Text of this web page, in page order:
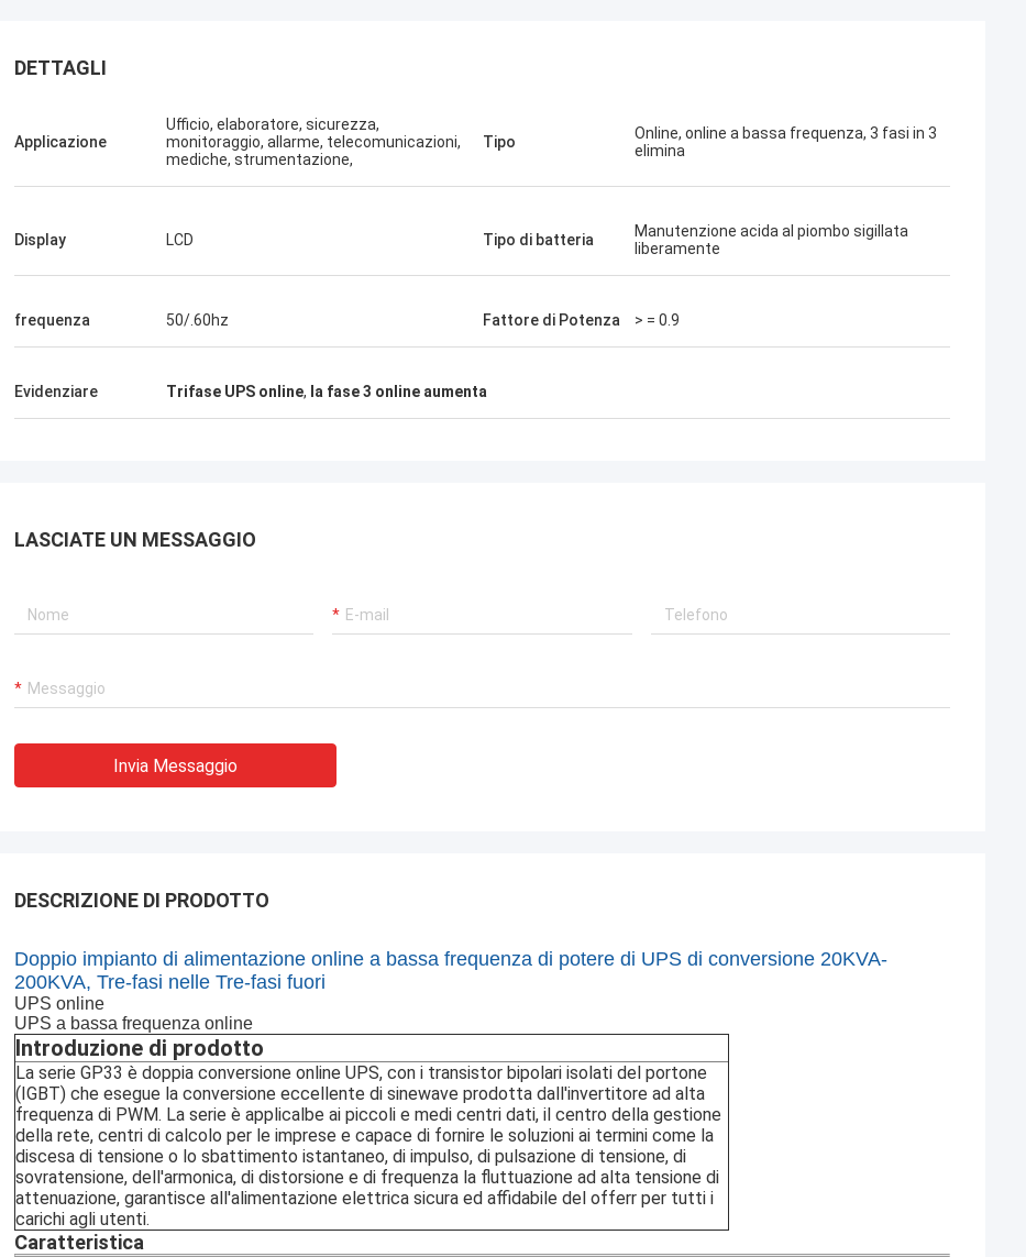
Molto sono soddisfatto con i prodotti di G-
tecnologia, la qualità è molto buona e
DETTAGLI
Applicazione
Ufficio, elaboratore, sicurezza,
monitoraggio, allarme, telecomunicazioni,
mediche, strumentazione,
Tipo
Online, online a bassa frequenza, 3 fasi in 3
elimina
Display LCD Tipo di batteria
Manutenzione acida al piombo sigillata
liberamente
frequenza 50/.60hz Fattore di Potenza > = 0.9
Evidenziare Trifase UPS online, la fase 3 online aumenta
LASCIATE UN MESSAGGIO
Invia Messaggio
DESCRIZIONE DI PRODOTTO
Doppio impianto di alimentazione online a bassa frequenza di potere di UPS di conversione 20KVA-
200KVA, Tre-fasi nelle Tre-fasi fuori
UPS online
UPS a bassa frequenza online
Introduzione di prodotto
La serie GP33 è doppia conversione online UPS, con i transistor bipolari isolati del portone
(IGBT) che esegue la conversione eccellente di sinewave prodotta dall'invertitore ad alta
frequenza di PWM. La serie è applicalbe ai piccoli e medi centri dati, il centro della gestione
della rete, centri di calcolo per le imprese e capace di fornire le soluzioni ai termini come la
discesa di tensione o lo sbattimento istantaneo, di impulso, di pulsazione di tensione, di
sovratensione, dell'armonica, di distorsione e di frequenza la fluttuazione ad alta tensione di
attenuazione, garantisce all'alimentazione elettrica sicura ed affidabile del offerr per tutti i
carichi agli utenti.
Caratteristica